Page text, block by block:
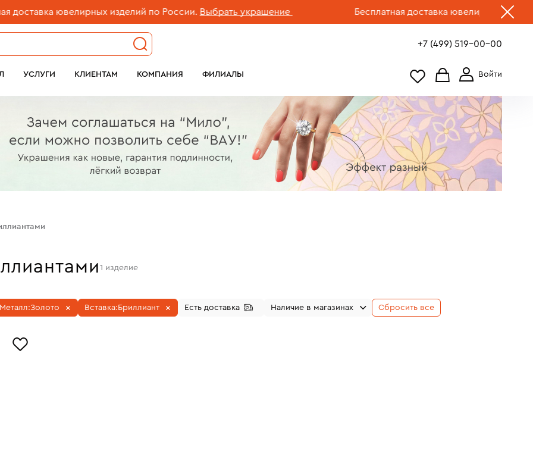
ювелирных изделий по России. Выбрать украшение Бесплатная доставка ювелирных изделий по
+7 (499) 519-00-00
УСЛУГИ КЛИЕНТАМ КОМПАНИЯ ФИЛИАЛЫ
1 изделие
Металл:Золото Вставка:Бриллиант Сбросить все
Есть доставка Наличие в магазинах